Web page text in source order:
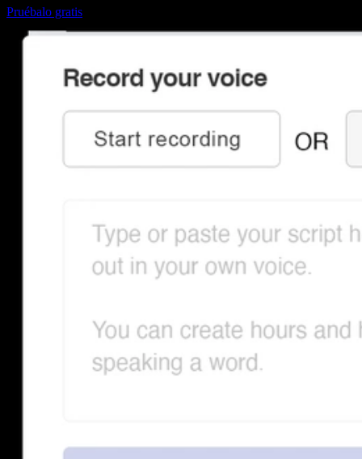
Pruébalo gratis